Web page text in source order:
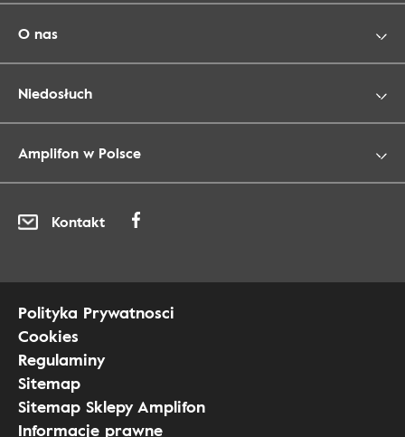
O nas
Niedosłuch
Amplifon w Polsce
Kontakt
Polityka Prywatnosci
Cookies
Regulaminy
Sitemap
Sitemap Sklepy Amplifon
Informacje prawne